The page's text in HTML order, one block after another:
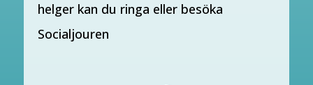
helger kan du ringa eller besöka
Socialjouren